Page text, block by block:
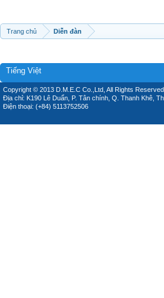
Trang chủ Diễn đàn
Tiếng Việt
Copyright © 2013 D.M.E.C Co.,Ltd, All Rights Reserved.
Địa chỉ: K190 Lê Duẩn, P. Tân chính, Q. Thanh Khê,
Điện thoại: (+84) 5113752506